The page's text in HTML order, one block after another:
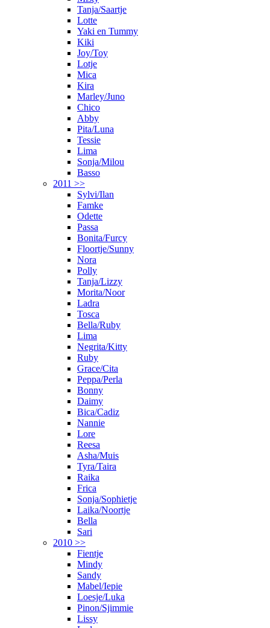
Tanja/Saartje
Lotte
Yaki en Tummy
Kiki
Joy/Toy
Lotje
Mica
Kira
Marley/Juno
Chico
Abby
Pita/Luna
Tessie
Lima
Sonja/Milou
Basso
2011 >>
Sylvi/Ilan
Famke
Odette
Passa
Bonita/Furcy
Floortje/Sunny
Nora
Polly
Tanja/Lizzy
Morita/Noor
Ladra
Tosca
Bella/Ruby
Lima
Negrita/Kitty
Ruby
Grace/Cita
Peppa/Perla
Bonny
Daimy
Bica/Cadiz
Nannie
Lore
Reesa
Asha/Muis
Tyra/Taira
Raika
Frica
Sonja/Sophietje
Laika/Noortje
Bella
Sari
2010 >>
Fientje
Mindy
Sandy
Mabel/Iepie
Loesje/Luka
Pinon/Sjimmie
Lissy